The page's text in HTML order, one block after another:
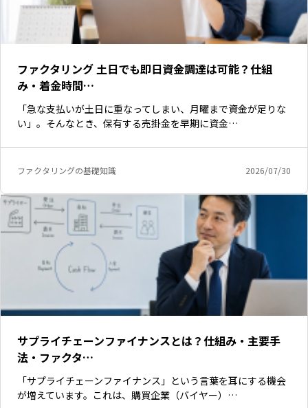
ファクタリング 土日でも即日資金調達は可能？仕組
み・着金時間…
「急な支払いが土日に重なってしまい、月曜まで資金が足りな
い」。そんなとき、保有する売掛金を早期に資金…
ファクタリングの基礎知識 2026/07/30
サプライチェーンファイナンスとは？仕組み・主要手
法・ファクタ…
「サプライチェーンファイナンス」という言葉を耳にする機会
が増えています。これは、購買企業（バイヤー）…